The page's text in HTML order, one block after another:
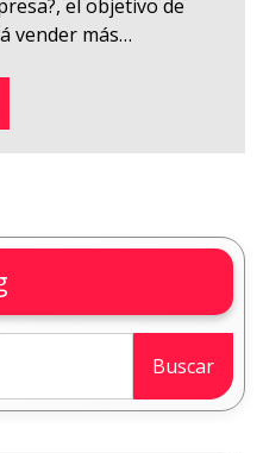
el objetivo de
vender más…